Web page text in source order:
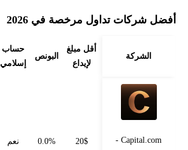
أفضل شركات تداول مرخصة في 2026
الشركة
أقل مبلغ
لإيداع
البونص
حساب
إسلامي
Capital.com -
20$
0.0% نعم